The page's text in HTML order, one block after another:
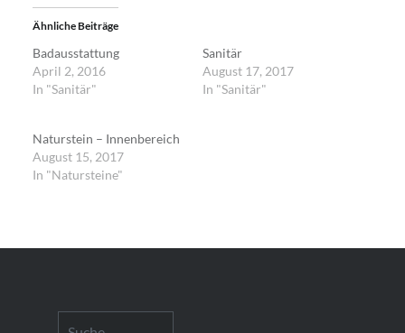
teilen
(Wird
in
Fenster
geöffnet)
teilen
(Wird
in
Fenster
geöffnet)
Ähnliche Beiträge
Badausstattung
April 2, 2016
In "Sanitär"
Sanitär
August 17, 2017
In "Sanitär"
Naturstein – Innenbereich
August 15, 2017
In "Natursteine"